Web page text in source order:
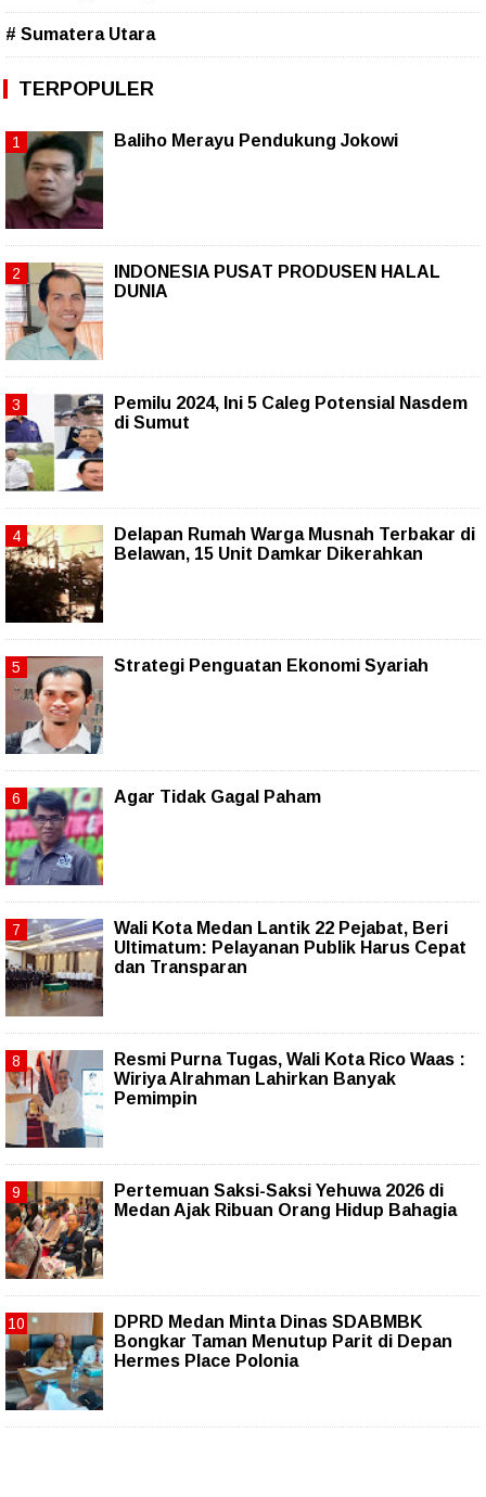
# Sumatera Utara
TERPOPULER
Baliho Merayu Pendukung Jokowi
INDONESIA PUSAT PRODUSEN HALAL
DUNIA
Pemilu 2024, Ini 5 Caleg Potensial Nasdem
di Sumut
Delapan Rumah Warga Musnah Terbakar di
Belawan, 15 Unit Damkar Dikerahkan
Strategi Penguatan Ekonomi Syariah
Agar Tidak Gagal Paham
Wali Kota Medan Lantik 22 Pejabat, Beri
Ultimatum: Pelayanan Publik Harus Cepat
dan Transparan
Resmi Purna Tugas, Wali Kota Rico Waas :
Wiriya Alrahman Lahirkan Banyak
Pemimpin
Pertemuan Saksi-Saksi Yehuwa 2026 di
Medan Ajak Ribuan Orang Hidup Bahagia
DPRD Medan Minta Dinas SDABMBK
Bongkar Taman Menutup Parit di Depan
Hermes Place Polonia